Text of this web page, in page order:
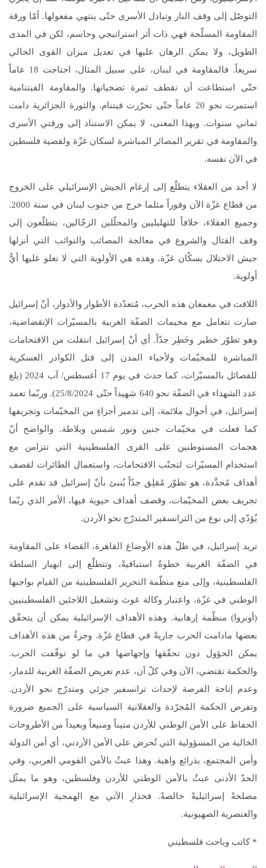
التوصّل إلى وقف النار وتبادل الأسرى حتّى ينتهي مفعولها. أمّا ورقة
المقاومة المسلّحة فهي ذات أثر استراتيجي وحاسم، لكن في المدى
الطويل، ولا يمكن الرهان عليها في تعديل ميزان القوى الحالي
سريعاً. فالمقاومة في لبنان، على سبيل المثال، احتاجت 18 عاماً
حتّى استطاعت أن تقطف ثمرة تضحياتها. والمقاومة الفيتنامية
استمرت نحو 20 عاماً حتّى تحرّرت فيتنام. والثورة الجزائرية دامت
ثماني سنوات. وبهذا المعنى، لا يمكن الاستناد إلى ورقتي الأسرى
والمقاومة في تقرير المصائر المباشرة لسكان غزّة ولقضية فلسطين
في الآن نفسه.
لا أحد من العقلاء يتطلّع إلى إرغام الجيش الإسرائيلي على الخروج
من قطاع غزّة الآن وفوراً مثلما خرج من جنوب لبنان في سنة 2000.
وجميع العقلاء، خلافاً للتهليليين والمحلّلين الزجّالين، يتطلّعون إلى
وقف القتال والشروع في معالجة المصائب والنوائب التي أنزلها
جيش الاحتلال بسكّان غزّة. وهذه هي الأولوية التي لا تعلو عليها أيُّ
أولوية.
اللافت في معمعان هذه الحرب، مُتعدّدة الأطوار والأدوار، أنّ إسرائيل
صارت تتعامل مع مخيمات الضفّة الغربية بالمسيّرات الإنقضاضية،
وهو تطوّر خطير وخَطِر جدّاً. أي أنّ إسرائيل انتقلت من الاقتحامات
المباشرة للمخيّمات ولأحياء المدن إلى قتل الكوادر العسكرية
للفصائل بالمسيّرات، كما حدث في يوم 17 أغسطس/ آب 2024 (بلغ
عدد الشهداء في الضفّة نحو 640 شهيداً حتّى 25/8/2024). وربّما تعمد
إسرائيل، في أحوال ملائمة، إلى تدمير أجزاءٍ من المخيّمات وتجريفها
كما فعلت في مخيّمات جنين ونور شمس وبلاطة. والواضح أنّ
هجمات المستوطنين على القرى الفلسطينية التي تتزامن مع
استخدام المسيّرات لتجنّب الاقتحامات، واستعمال الطائرات لقصف
أهداف مُحدَّدة، هو تطوّر مُقلِق جدّاً يُنبئ بأنّ إسرائيل قد تقدم على
تجريف بعض المخيّمات، وقصف أهداف حيوية فيها، الأمر الذي ربّما
يُؤدّي إلى نوع من الترانسفير المتدرّج نحو الأردن.
تريد إسرائيل، في ظلّ هذه الأوضاع القاهرة، القضاء على المقاومة
في الضفّة الغربية خطوةً استباقيةً، وتتطلّع إلى انهيار السلطة
الفلسطينية، وإلى منع منظّمة التحرير الفلسطينية من القيام بواجبها
الوطني في غزّة، واعتبار وكالة غوث وتشغيل اللاجئين الفلسطينيين
(أونروا) منظّمة إرهابية. وهذه الأهداف الإسرائيلية يمكن أن يتحقّق
بعضها مادامت الحرب جاريةً في قطاع غزّة. وجزءٌ من هذه الأهداف
يمكن الحؤول دون تحقّقها وإجهاضها في ما لو توقّفت الحرب.
والحكمة تقتضي، الآن وفي كلّ آن، عدم تعريض الضفّة الغربية للدمار،
وعدم إتاحة الفرصة لإحداث ترانسفير جزئي ومتدرّج نحو الأردن.
وتفرض الحكمة المُجرّدة والعقلانية السياسية على الجميع ضرورة
الحفاظ على الأمن الوطني للأردن متيناً ومنيعاً وبعيداً من الأطروحات
الخالية من المسؤولية التي تُحرض على الأمن الأردني، أي أمن الدولة
وأمن المجتمع، بذرائع واهية. وهذا عبثٌ بالأمن القومي العربي، وفي
الحدّ الأدنى عبثٌ بالأمن الوطني للأردن وفلسطين، وهو ما يمثّل
مصلحةً إسرائيليةً خالصةً. فحذارِ الآتي مع الهمجية الإسرائيلية
والعنصرية الصهيونية.
* كاتب وباحث فلسطيني